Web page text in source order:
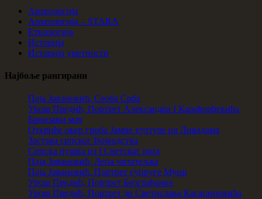
Археологија
Археологија – STARA
Етнологија
Историја
Историја уметности
Најбоље рангирани
Паја Јовановић, Сеоба Срба
Урош Предић, Портрет Александра I Карађорђевића
Бронзани мач
Откриће окер гроба Јамне културе на Ливадама
Застава српског Војводства
Српска пушка из I Светског рата
Паја Јовановић, Лепа читатељка
Паја Јовановић, Портрет супруге Муни
Урош Предић, Портрет Београђанке
Урош Предић, Портрет др Светислава Касапиновића